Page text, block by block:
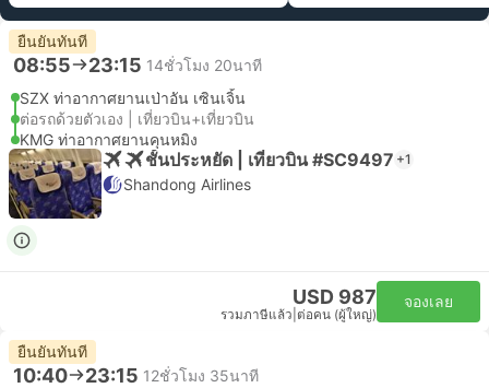
ยืนยันทันที
08:55 23:15 14ชั่วโมง 20นาที
SZX ท่าอากาศยานเป่าอัน เซินเจิ้น
ต่อรถด้วยตัวเอง | เที่ยวบิน+เที่ยวบิน
KMG ท่าอากาศยานคุนหมิง
ชั้นประหยัด | เที่ยวบิน #SC9497 +1
Shandong Airlines
USD 987
รวมภาษีแล้ว ต่อคน (ผู้ใหญ่)
จองเลย
ยืนยันทันที
10:40 23:15 12ชั่วโมง 35นาที